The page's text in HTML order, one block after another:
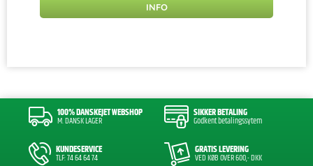
INFO
100% DANSKEJET WEBSHOP
M. DANSK LAGER
SIKKER BETALING
Godkent betalingssytem
KUNDESERVICE
TLF: 74 64 64 74
GRATIS LEVERING
VED KØB OVER 600,- DKK